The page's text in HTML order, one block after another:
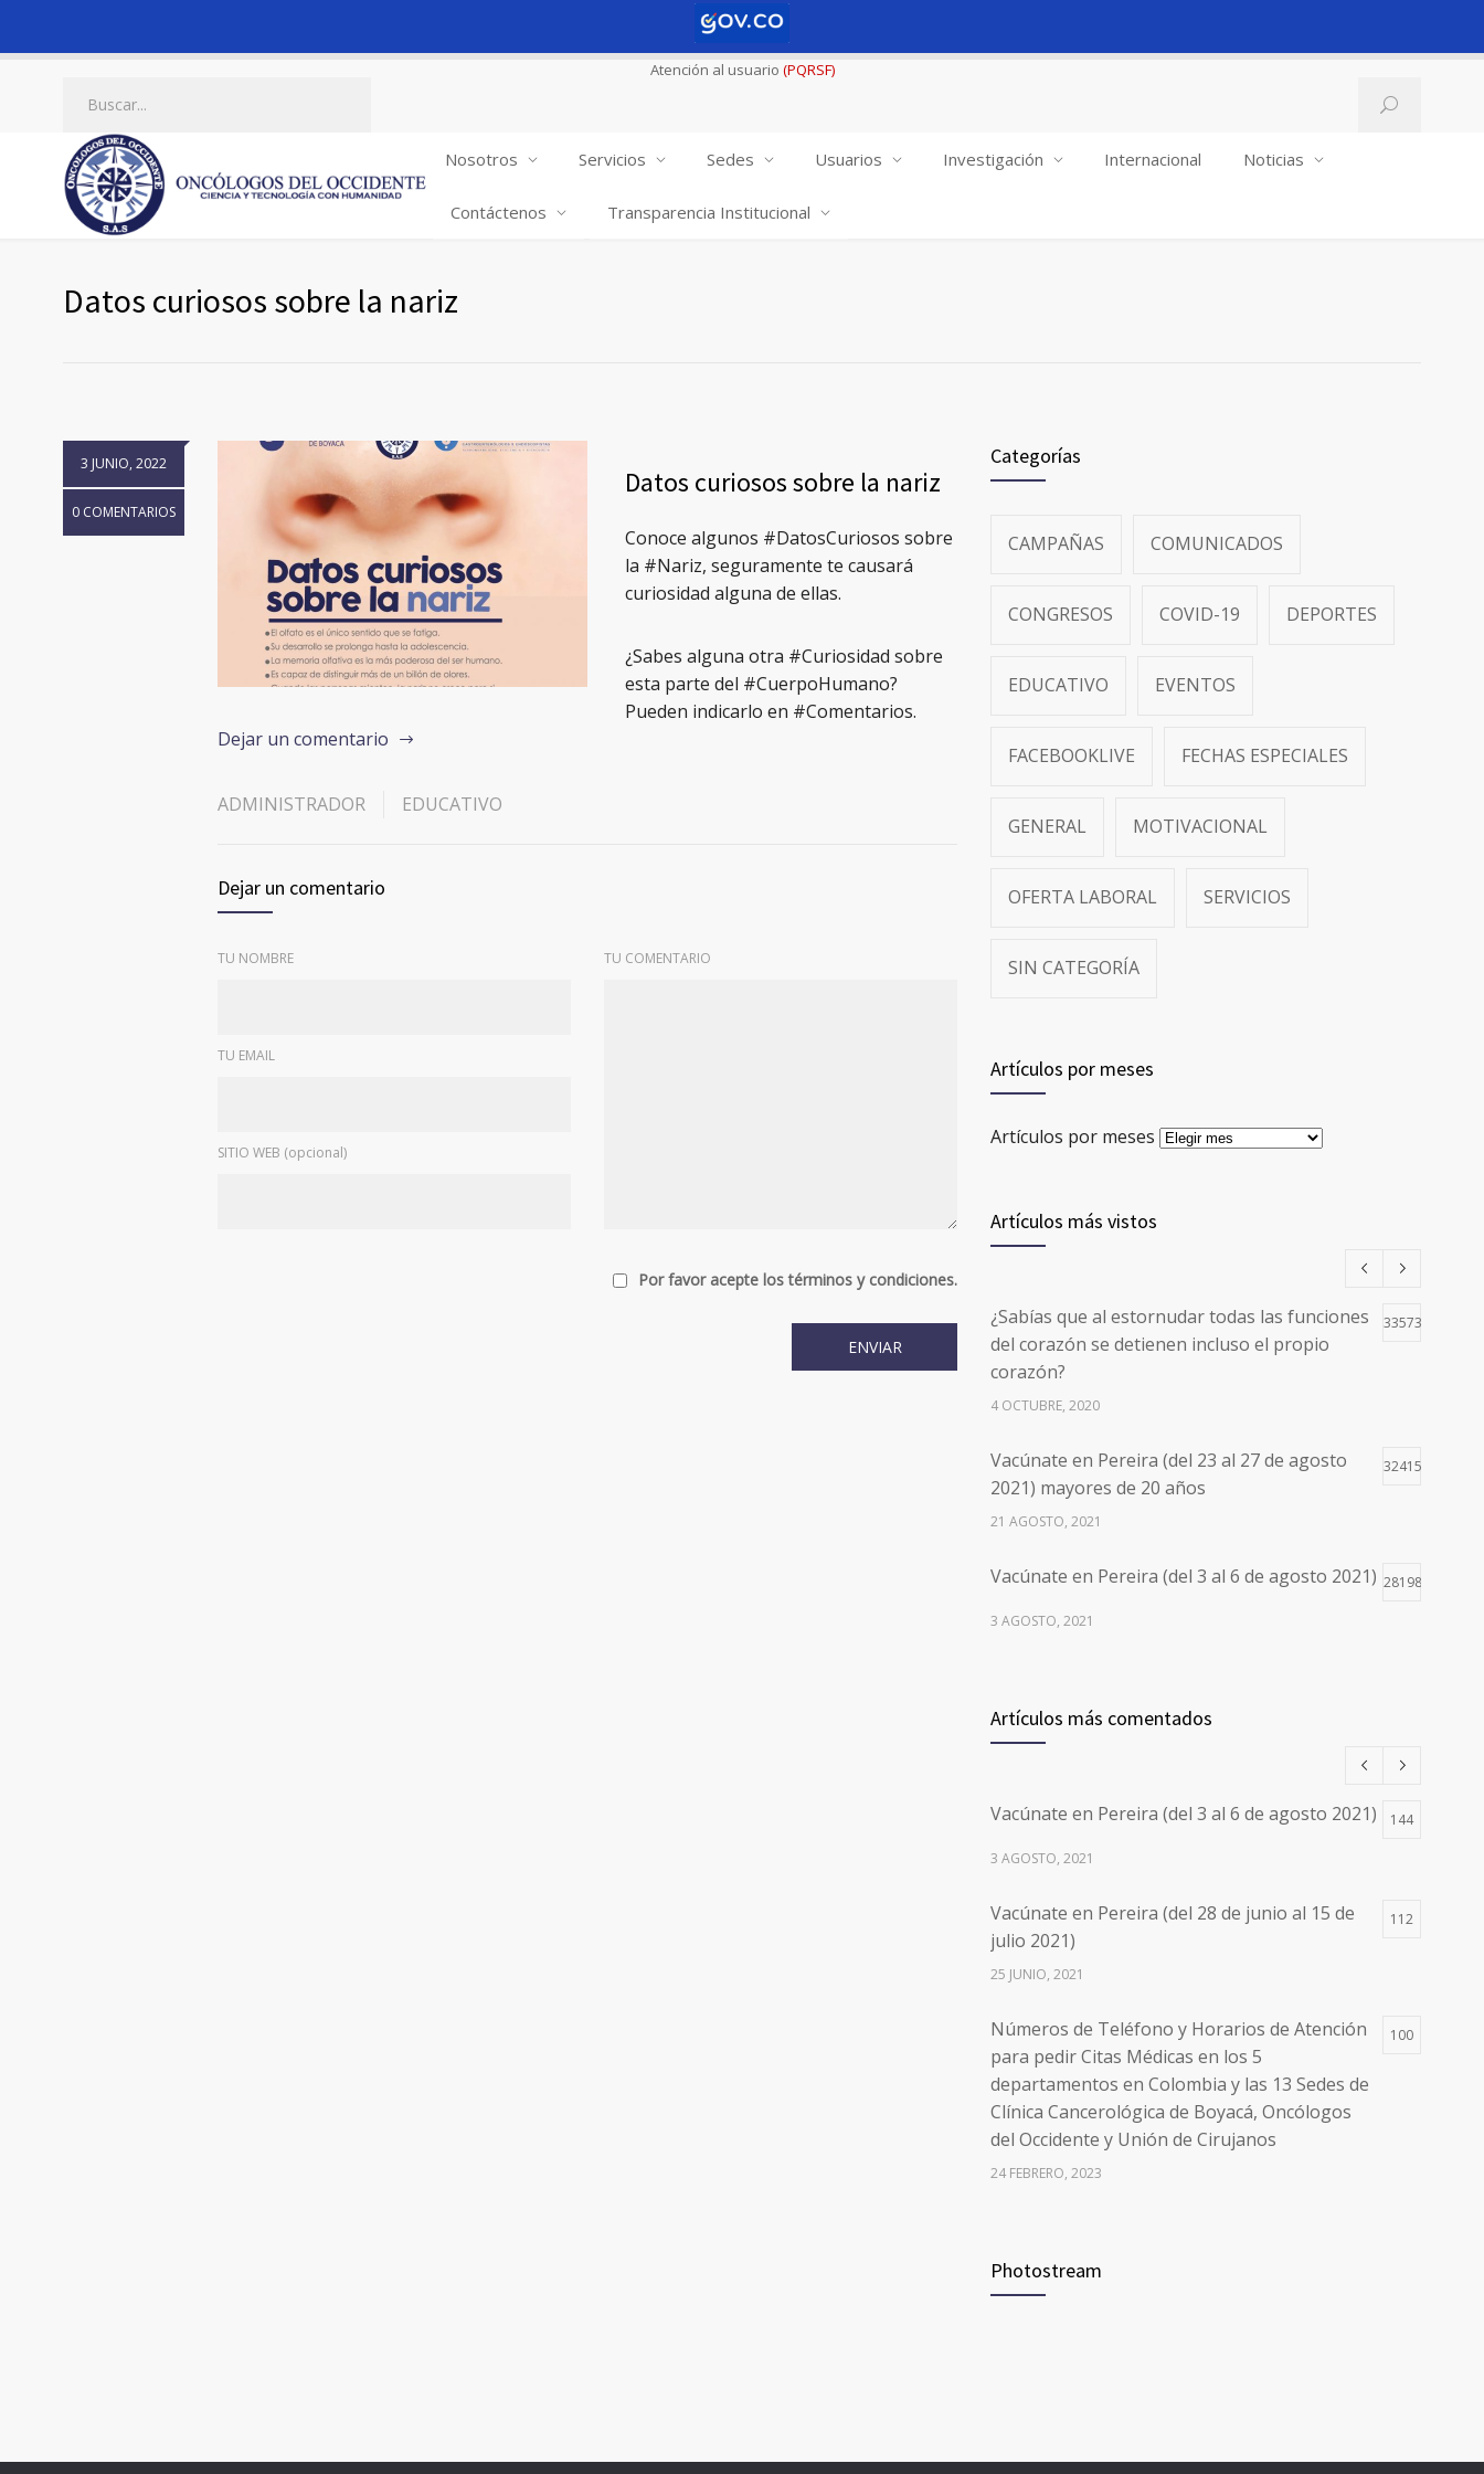
Atención al usuario (PQRSF)
Nosotros Servicios Sedes Usuarios Investigación Internacional Noticias
Contáctenos Transparencia Institucional
Datos curiosos sobre la nariz
3 JUNIO, 2022
0 COMENTARIOS
Datos curiosos sobre la nariz
Conoce algunos #DatosCuriosos sobre
la #Nariz, seguramente te causará
curiosidad alguna de ellas.
¿Sabes alguna otra #Curiosidad sobre
esta parte del #CuerpoHumano?
Pueden indicarlo en #Comentarios.
Dejar un comentario
ADMINISTRADOR EDUCATIVO
Dejar un comentario
TU NOMBRE
TU EMAIL
SITIO WEB (opcional)
TU COMENTARIO
Por favor acepte los términos y condiciones.
Categorías
CAMPAÑAS COMUNICADOS
CONGRESOS COVID-19 DEPORTES
EDUCATIVO EVENTOS
FACEBOOKLIVE FECHAS ESPECIALES
GENERAL MOTIVACIONAL
OFERTA LABORAL SERVICIOS
SIN CATEGORÍA
Artículos por meses
Artículos por meses
Artículos más vistos
¿Sabías que al estornudar todas las funciones
del corazón se detienen incluso el propio
corazón?
33573
4 OCTUBRE, 2020
Vacúnate en Pereira (del 23 al 27 de agosto
2021) mayores de 20 años
32415
21 AGOSTO, 2021
Vacúnate en Pereira (del 3 al 6 de agosto 2021) 28198
3 AGOSTO, 2021
2021) mayores de 20 años
para pedir Citas Médicas en los 5
del Occidente y Unión de Cirujanos
24 FEBRERO, 2023
Artículos más comentados
Vacúnate en Pereira (del 3 al 6 de agosto 2021) 144
3 AGOSTO, 2021
Vacúnate en Pereira (del 28 de junio al 15 de
julio 2021)
112
25 JUNIO, 2021
Números de Teléfono y Horarios de Atención
para pedir Citas Médicas en los 5
departamentos en Colombia y las 13 Sedes de
Clínica Cancerológica de Boyacá, Oncólogos
del Occidente y Unión de Cirujanos
100
24 FEBRERO, 2023
3 JUNIO, 2021
Photostream